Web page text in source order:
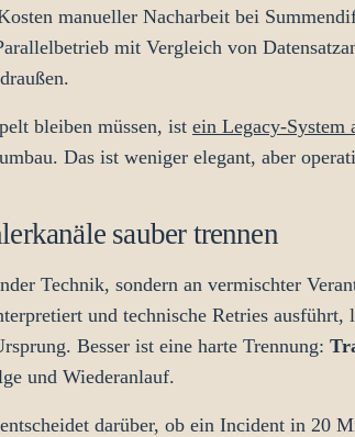
manueller Nacharbeit bei
mit Vergleich von
bleiben müssen, ist ein Legacy-System
Das ist weniger elegant, aber
sauber trennen
Technik, sondern an vermischter
und technische Retries
Besser ist eine harte Trennung:
und Wiederanlauf.
darüber, ob ein Incident in 20